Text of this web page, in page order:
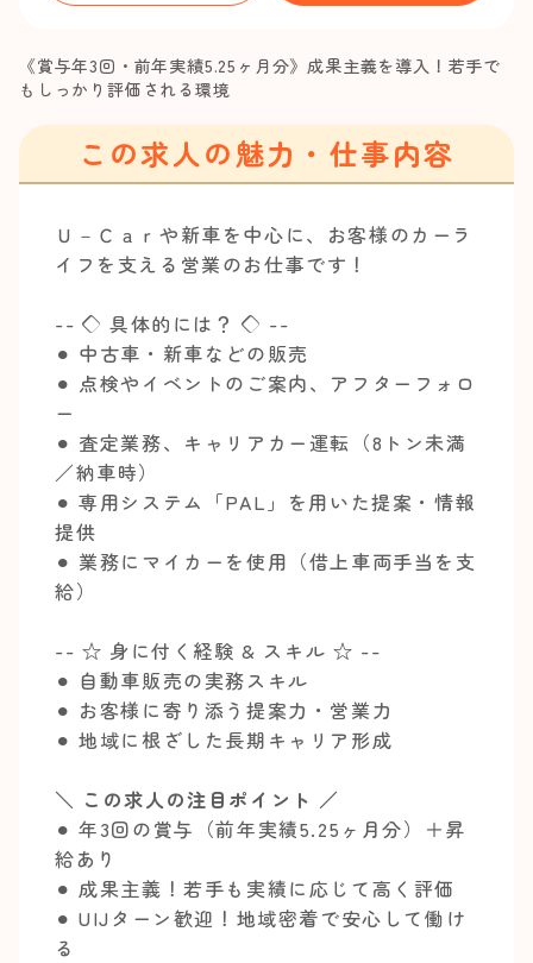
《賞与年3回・前年実績5.25ヶ月分》成果主義を導入！若手で
もしっかり評価される環境
この求人の魅力・仕事内容
Ｕ－Ｃａｒや新車を中心に、お客様のカーラ
イフを支える営業のお仕事です！
-- ◇ 具体的には？ ◇ --
⚫︎ 中古車・新車などの販売
⚫︎ 点検やイベントのご案内、アフターフォロ
ー
⚫︎ 査定業務、キャリアカー運転（8トン未満
／納車時）
⚫︎ 専用システム「PAL」を用いた提案・情報
提供
⚫︎ 業務にマイカーを使用（借上車両手当を支
給）
-- ☆ 身に付く経験 & スキル ☆ --
⚫︎ 自動車販売の実務スキル
⚫︎ お客様に寄り添う提案力・営業力
⚫︎ 地域に根ざした長期キャリア形成
＼ この求人の注目ポイント ／
⚫︎ 年3回の賞与（前年実績5.25ヶ月分）＋昇
給あり
⚫︎ 成果主義！若手も実績に応じて高く評価
⚫︎ UIJターン歓迎！地域密着で安心して働け
る